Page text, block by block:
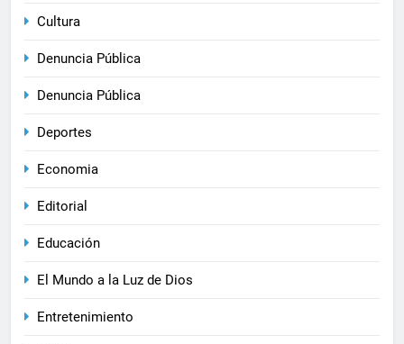
Cultura
Denuncia Pública
Denuncia Pública
Deportes
Economia
Editorial
Educación
El Mundo a la Luz de Dios
Entretenimiento